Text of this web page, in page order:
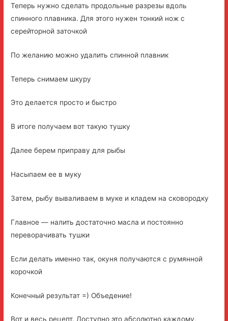
Теперь нужно сделать продольные разрезы вдоль
спинного плавника. Для этого нужен тонкий нож с
серейторной заточкой
По желанию можно удалить спинной плавник
Теперь снимаем шкуру
Это делается просто и быстро
В итоге получаем вот такую тушку
Далее берем приправу для рыбы
Насыпаем ее в муку
Затем, рыбу вываливаем в муке и кладем на сковородку
Главное — налить достаточно масла и постоянно
переворачивать тушки
Если делать именно так, окуня получаются с румянной
корочкой
Конечный результат =) Объедение!
Вот и весь рецепт. Доступно это абсолютно каждому,